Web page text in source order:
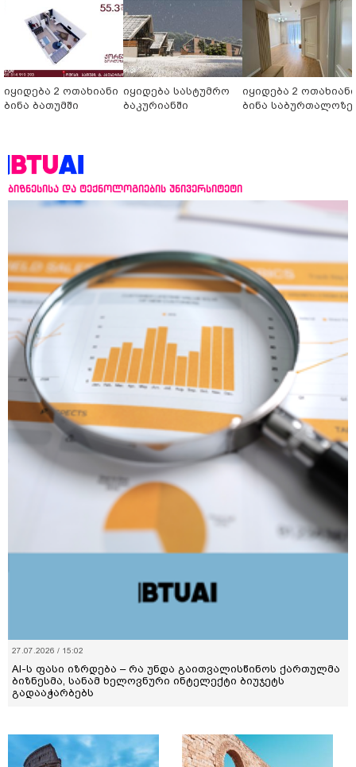
იყიდება 2 ოთახიანი
ბინა ბათუმში
იყიდება სასტუმრო
ბაკურიანში
იყიდება 2 ოთახიანი
ბინა საბურთალოზე
ბიზნესისა და ტექნოლოგიების უნივერსიტეტი
27.07.2026 / 15:02
AI-ს ფასი იზრდება – რა უნდა გაითვალისწინოს ქართულმა
ბიზნესმა, სანამ ხელოვნური ინტელექტი ბიუჯეტს
გადააჭარბებს